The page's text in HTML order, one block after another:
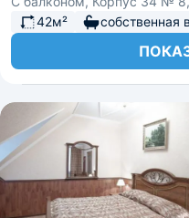
42м²
собственная